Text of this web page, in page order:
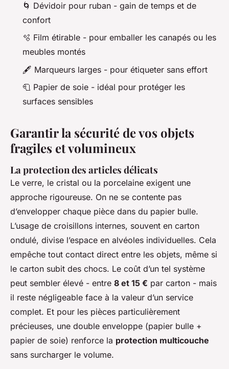
🌀 Dévidoir pour ruban - gain de temps et de
confort
🫧 Film étirable - pour emballer les canapés ou les
meubles montés
🖋️ Marqueurs larges - pour étiqueter sans effort
🧻 Papier de soie - idéal pour protéger les
surfaces sensibles
Garantir la sécurité de vos objets
fragiles et volumineux
La protection des articles délicats
Le verre, le cristal ou la porcelaine exigent une
approche rigoureuse. On ne se contente pas
d’envelopper chaque pièce dans du papier bulle.
L’usage de croisillons internes, souvent en carton
ondulé, divise l’espace en alvéoles individuelles. Cela
empêche tout contact direct entre les objets, même si
le carton subit des chocs. Le coût d’un tel système
peut sembler élevé - entre 8 et 15 € par carton - mais
il reste négligeable face à la valeur d’un service
complet. Et pour les pièces particulièrement
précieuses, une double enveloppe (papier bulle +
papier de soie) renforce la protection multicouche
sans surcharger le volume.